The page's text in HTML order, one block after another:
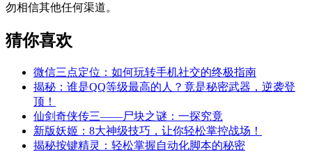
勿相信其他任何渠道。
猜你喜欢
微信三点定位：如何玩转手机社交的终极指南
揭秘：谁是QQ等级最高的人？竟是秘密武器，逆袭登
顶！
仙剑奇侠传三——尸块之谜：一探究竟
新版妖姬：8大神级技巧，让你轻松掌控战场！
揭秘按键精灵：轻松掌握自动化脚本的秘密